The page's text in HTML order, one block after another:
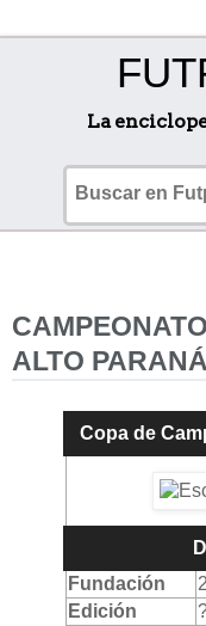
La
ALTO
Copa de
Fundación
Edición